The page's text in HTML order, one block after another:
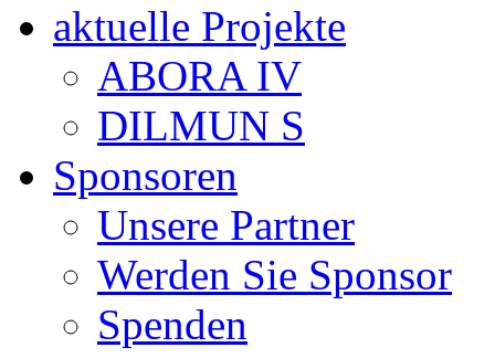
aktuelle Projekte
ABORA IV
DILMUN S
Sponsoren
Unsere Partner
Werden Sie Sponsor
Spenden